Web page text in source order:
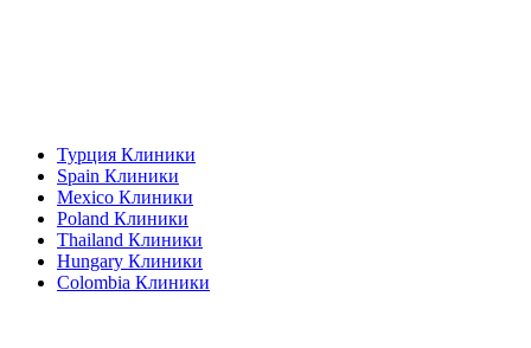
Турция Клиники
Spain Клиники
Mexico Клиники
Poland Клиники
Thailand Клиники
Hungary Клиники
Colombia Клиники